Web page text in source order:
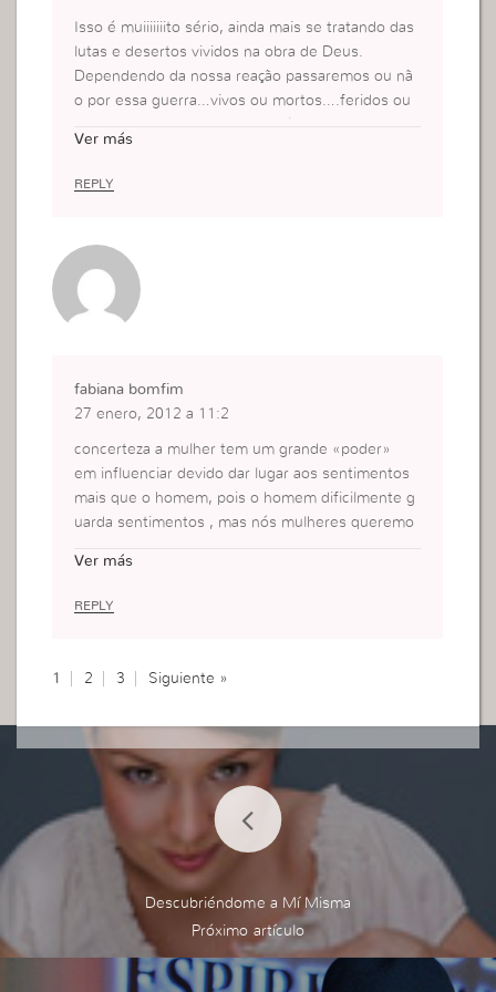
Isso é muiiiiiiito sério, ainda mais se tratando das
lutas e desertos vividos na obra de Deus.
Dependendo da nossa reação passaremos ou nã
o por essa guerra…vivos ou mortos….feridos ou
Ver más
REPLY
fabiana bomfim
27 enero, 2012 a 11:2
concerteza a mulher tem um grande «poder»
em influenciar devido dar lugar aos sentimentos
mais que o homem, pois o homem dificilmente g
uarda sentimentos , mas nós mulheres queremo
beijinhos dona vivi
Ver más
REPLY
1 2 3 Siguiente »
Descubriéndome a Mí Misma